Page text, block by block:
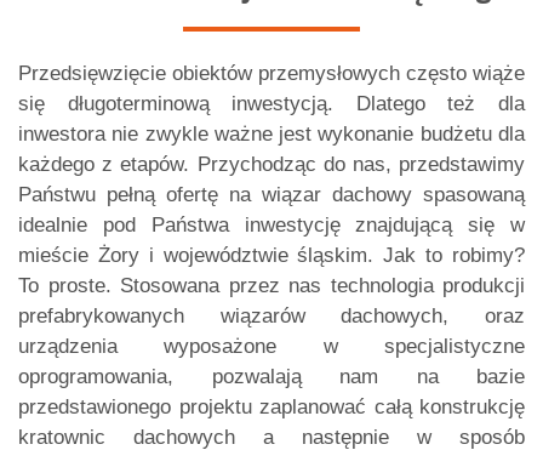
Przedsięwzięcie obiektów przemysłowych często wiąże
się długoterminową inwestycją. Dlatego też dla
inwestora nie zwykle ważne jest wykonanie budżetu dla
każdego z etapów. Przychodząc do nas, przedstawimy
Państwu pełną ofertę na wiązar dachowy spasowaną
idealnie pod Państwa inwestycję znajdującą się w
mieście Żory i województwie śląskim. Jak to robimy?
To proste. Stosowana przez nas technologia produkcji
prefabrykowanych wiązarów dachowych, oraz
urządzenia wyposażone w specjalistyczne
oprogramowania, pozwalają nam na bazie
przedstawionego projektu zaplanować całą konstrukcję
kratownic dachowych a następnie w sposób